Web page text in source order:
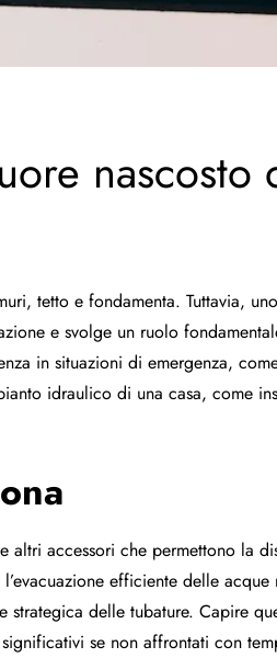
nascosto
tetto e fondamenta. Tuttavia,
e svolge un ruolo
in situazioni di emergenza,
idraulico di una casa, come
accessori che permettono la
efficiente delle acque
strategica delle tubature. Capire
se non affrontati con